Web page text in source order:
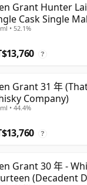
Grant Hunter
Cask Single
• 52.1%
?
Grant 31 年
Company)
• 44.4%
?
Grant 30 年 -
(Decadent